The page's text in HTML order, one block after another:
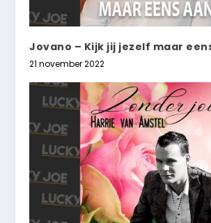
Jovano – Kijk jij jezelf maar
21 november 2022